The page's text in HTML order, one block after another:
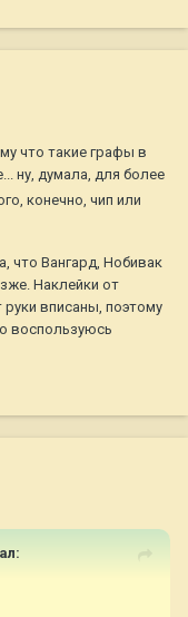
что такие графы в
ну, думала, для более
конечно, чип или
что Вангард, Нобивак
Наклейки от
руки вписаны, поэтому
воспользуюсь